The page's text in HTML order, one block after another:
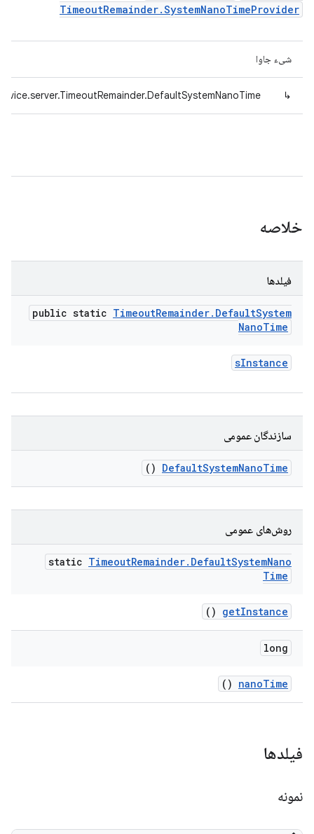
TimeoutRemainder.SystemNanoTimeProvider
شیء جاوا
↳
خلاصه
فیلدها
public static TimeoutRemainder. DefaultSystem
NanoTime
sInstance
سازندگان عمومی
DefaultSystemNanoTime
()
روش‌های عمومی
static TimeoutRemainder. DefaultSystemNano
Time
getInstance
()
long
nanoTime
()
فیلدها
نمونه